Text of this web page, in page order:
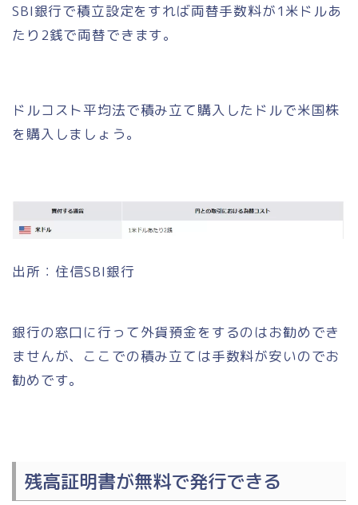
SBI銀行で積立設定をすれば両替手数料が1米ドルあ
たり2銭で両替できます。
ドルコスト平均法で積み立て購入したドルで米国株
を購入しましょう。
出所：住信SBI銀行
銀行の窓口に行って外貨預金をするのはお勧めでき
ませんが、ここでの積み立ては手数料が安いのでお
勧めです。
残高証明書が無料で発行できる